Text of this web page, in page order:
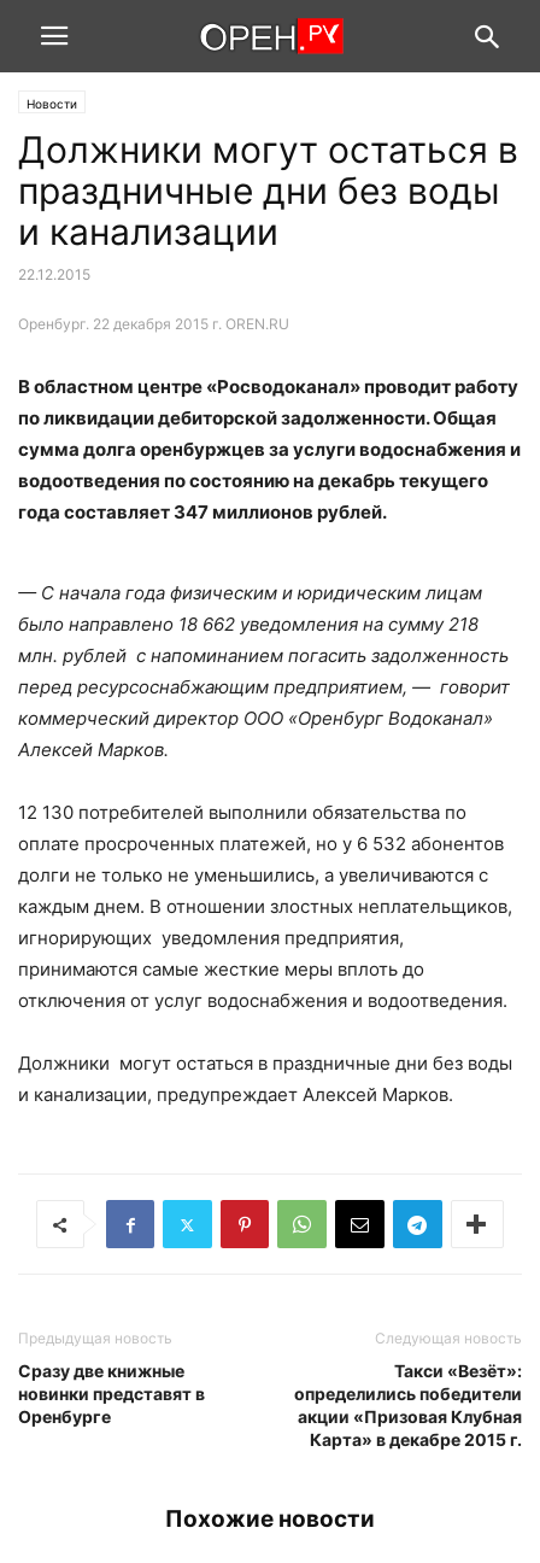
Новости
Должники могут остаться в
праздничные дни без воды
и канализации
22.12.2015
Оренбург. 22 декабря 2015 г. OREN.RU
В областном центре «Росводоканал» проводит работу
по ликвидации дебиторской задолженности. Общая
сумма долга оренбуржцев за услуги водоснабжения и
водоотведения по состоянию на декабрь текущего
года составляет 347 миллионов рублей.
— С начала года физическим и юридическим лицам
было направлено 18 662 уведомления на сумму 218
млн. рублей с напоминанием погасить задолженность
перед ресурсоснабжающим предприятием, — говорит
коммерческий директор ООО «Оренбург Водоканал»
Алексей Марков.
12 130 потребителей выполнили обязательства по
оплате просроченных платежей, но у 6 532 абонентов
долги не только не уменьшились, а увеличиваются с
каждым днем. В отношении злостных неплательщиков,
игнорирующих уведомления предприятия,
принимаются самые жесткие меры вплоть до
отключения от услуг водоснабжения и водоотведения.
Должники могут остаться в праздничные дни без воды
и канализации, предупреждает Алексей Марков.
Предыдущая новость
Сразу две книжные
новинки представят в
Оренбурге
Следующая новость
Такси «Везёт»:
определились победители
акции «Призовая Клубная
Карта» в декабре 2015 г.
Похожие новости